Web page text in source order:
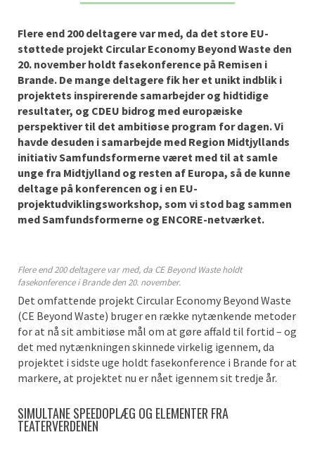
Flere end 200 deltagere var med, da det store EU-
støttede projekt Circular Economy Beyond Waste den
20. november holdt fasekonference på Remisen i
Brande. De mange deltagere fik her et unikt indblik i
projektets inspirerende samarbejder og hidtidige
resultater, og CDEU bidrog med europæiske
perspektiver til det ambitiøse program for dagen. Vi
havde desuden i samarbejde med Region Midtjyllands
initiativ Samfundsformerne været med til at samle
unge fra Midtjylland og resten af Europa, så de kunne
deltage på konferencen og i en EU-
projektudviklingsworkshop, som vi stod bag sammen
med Samfundsformerne og ENCORE-netværket.
Flere end 200 deltagere var med, da CE Beyond Waste holdt
fasekonference i Brande den 20. november.
Det omfattende projekt Circular Economy Beyond Waste
(CE Beyond Waste) bruger en række nytænkende metoder
for at nå sit ambitiøse mål om at gøre affald til fortid – og
det med nytænkningen skinnede virkelig igennem, da
projektet i sidste uge holdt fasekonference i Brande for at
markere, at projektet nu er nået igennem sit tredje år.
SIMULTANE SPEEDOPLÆG OG ELEMENTER FRA
TEATERVERDENEN